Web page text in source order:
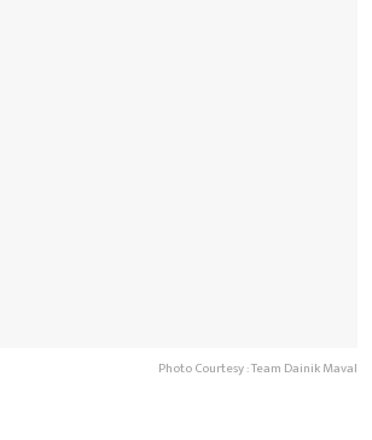
Photo Courtesy : Team Dainik Maval